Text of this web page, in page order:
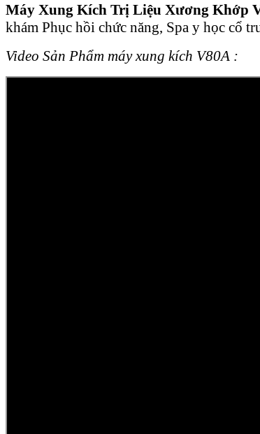
Máy Xung Kích Trị Liệu Xương Khớp
khám Phục hồi chức năng, Spa y học cổ
Video Sản Phẩm máy xung kích V80A :